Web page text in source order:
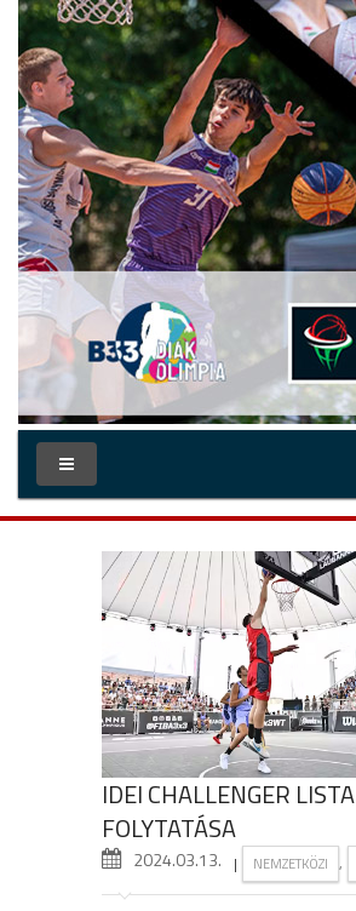
IDEI CHALLENGER LISTA
FOLYTATÁSA
2024.03.13. | NEMZETKÖZI ,